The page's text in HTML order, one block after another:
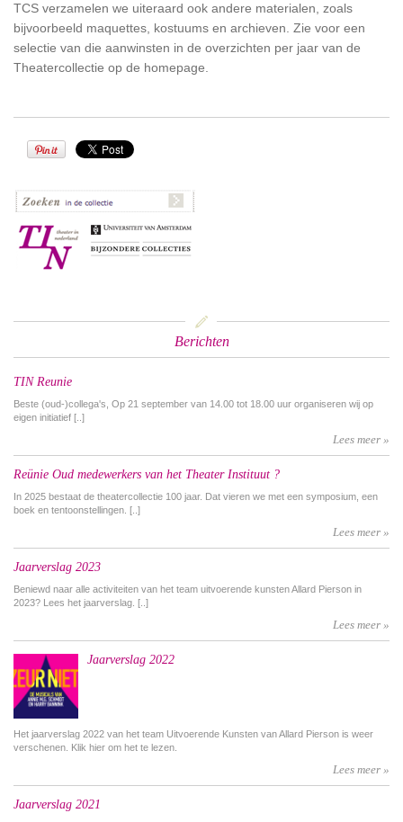
TCS verzamelen we uiteraard ook andere materialen, zoals
bijvoorbeeld maquettes, kostuums en archieven. Zie voor een
selectie van die aanwinsten in de overzichten per jaar van de
Theatercollectie op de homepage.
Newest
󰀃
Berichten
TIN Reunie
Beste (oud-)collega's, Op 21 september van 14.00 tot 18.00 uur organiseren wij op
eigen initiatief [..]
Lees meer »
Reünie Oud medewerkers van het Theater Instituut ?
In 2025 bestaat de theatercollectie 100 jaar. Dat vieren we met een symposium, een
boek en tentoonstellingen. [..]
Lees meer »
Jaarverslag 2023
Beniewd naar alle activiteiten van het team uitvoerende kunsten Allard Pierson in
2023? Lees het jaarverslag. [..]
Lees meer »
Jaarverslag 2022
Het jaarverslag 2022 van het team Uitvoerende Kunsten van Allard Pierson is weer
verschenen. Klik hier om het te lezen.
Lees meer »
Jaarverslag 2021